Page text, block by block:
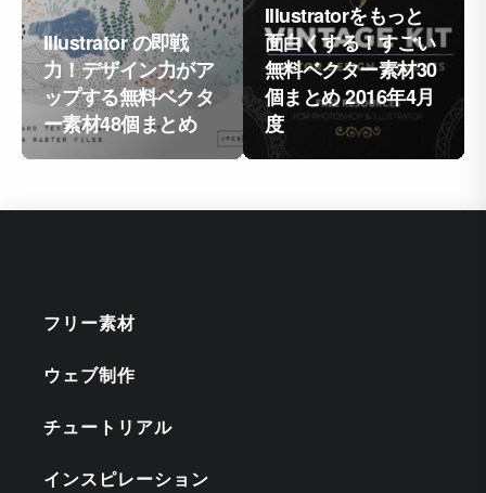
Illustrator の即戦
力！デザイン力がア
ップする無料ベクタ
ー素材48個まとめ
Illustratorをもっと
面白くする！すごい
無料ベクター素材30
個まとめ 2016年4月
度
フリー素材
ウェブ制作
チュートリアル
インスピレーション